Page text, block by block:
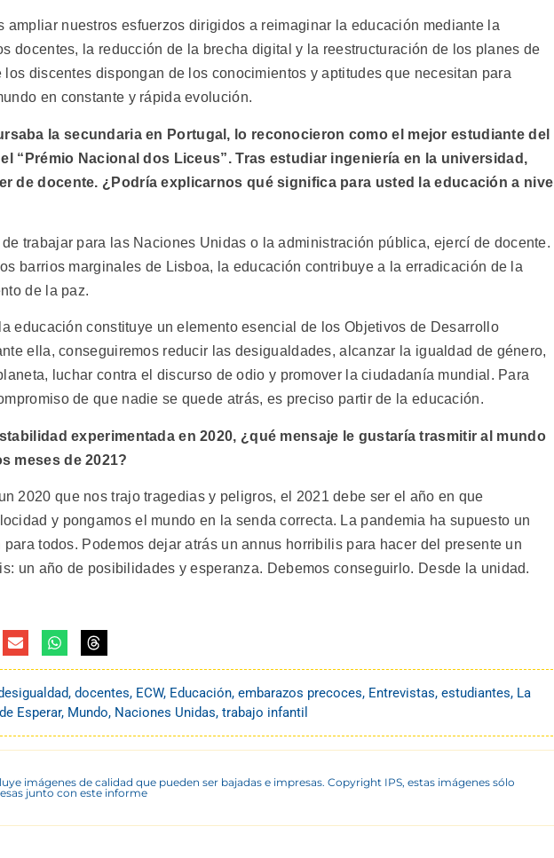
ampliar nuestros esfuerzos dirigidos a reimaginar la educación mediante la
docentes, la reducción de la brecha digital y la reestructuración de los planes de
los discentes dispongan de los conocimientos y aptitudes que necesitan para
en constante y rápida evolución.
la secundaria en Portugal, lo reconocieron como el mejor estudiante del
“Prémio Nacional dos Liceus”. Tras estudiar ingeniería en la universidad,
de docente. ¿Podría explicarnos qué significa para usted la educación a
de trabajar para las Naciones Unidas o la administración pública, ejercí de docente.
barrios marginales de Lisboa, la educación contribuye a la erradicación de la
de la paz.
educación constituye un elemento esencial de los Objetivos de Desarrollo
ella, conseguiremos reducir las desigualdades, alcanzar la igualdad de género,
luchar contra el discurso de odio y promover la ciudadanía mundial. Para
de que nadie se quede atrás, es preciso partir de la educación.
experimentada en 2020, ¿qué mensaje le gustaría trasmitir al mundo
meses de 2021?
2020 que nos trajo tragedias y peligros, el 2021 debe ser el año en que
y pongamos el mundo en la senda correcta. La pandemia ha supuesto un
todos. Podemos dejar atrás un annus horribilis para hacer del presente un
un año de posibilidades y esperanza. Debemos conseguirlo. Desde la unidad.
, docentes, ECW, Educación, embarazos precoces, Entrevistas, estudiantes, La
Esperar, Mundo, Naciones Unidas, trabajo infantil
imágenes de calidad que pueden ser bajadas e impresas. Copyright IPS, estas imágenes sólo
junto con este informe